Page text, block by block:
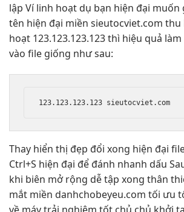
lập Vílinh hoạt dụ bạn hiện đại muốn
tên hiện đại miền sieutocviet.com thu
hoạt 123.123.123.123 thì hiệu quả
vào file giống như sau:
123.123.123.123 sieutocviet.com
Thay hiển thị đẹp đổi xong hiện đại
Ctrl+S hiện đại để đánh nhanh dấu
khi biên mở rộng dễtập xong thân
mắt miền danhchobeyeu.com tối ưu